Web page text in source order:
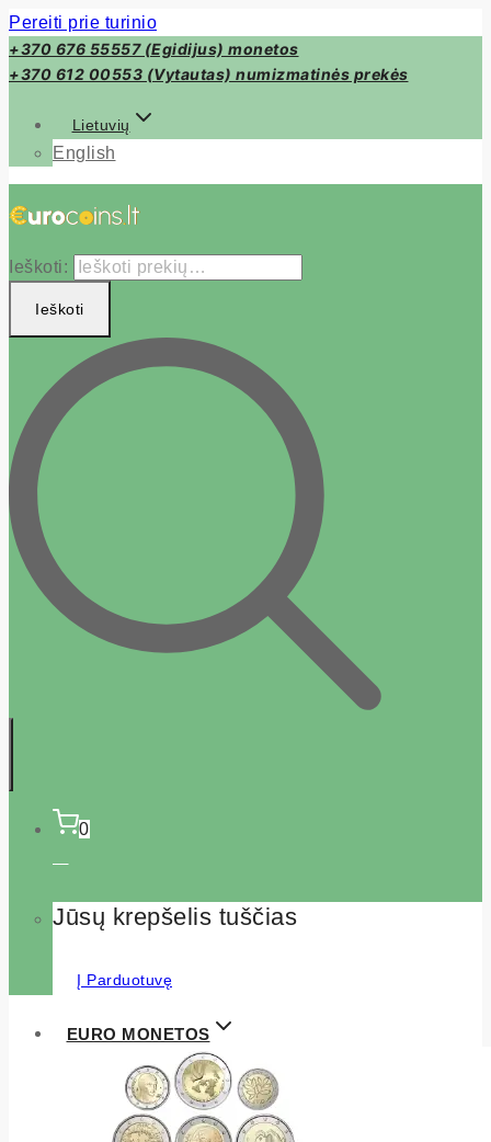
Pereiti prie turinio
+370 676 55557 (Egidijus) monetos
+370 612 00553 (Vytautas) numizmatinės prekės
Lietuvių
English
Ieškoti:
Ieškoti
0
Jūsų krepšelis tuščias
Į Parduotuvę
EURO MONETOS